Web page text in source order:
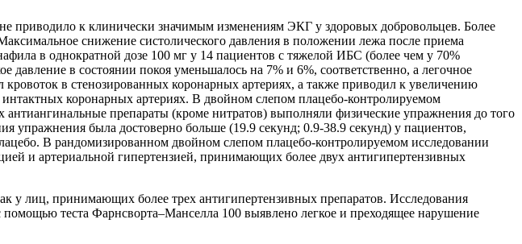
приводило к клинически значимым изменениям ЭКГ у здоровых добровольцев. Более
снижение систолического давления в положении лежа после приема
в однократной дозе 100 мг у 14 пациентов с тяжелой ИБС (более чем у 70%
давление в состоянии покоя уменьшалось на 7% и 6%, соответственно, а легочное
в стенозированных коронарных артериях, а также приводил к увеличению
коронарных артериях. В двойном слепом плацебо-контролируемом
препараты (кроме нитратов) выполняли физические упражнения до того
упражнения была достоверно больше (19.9 секунд; 0.9-38.9 секунд) у пациентов,
В рандомизированном двойном слепом плацебо-контролируемом исследовании
и артериальной гипертензией, принимающих более двух антигипертензивных
у лиц, принимающих более трех антигипертензивных препаратов. Исследования
теста Фарнсворта–Манселла 100 выявлено легкое и преходящее нарушение